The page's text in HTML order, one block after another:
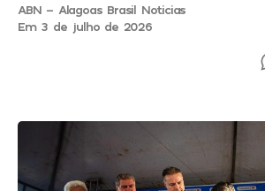
ABN - Alagoas Brasil Noticias
Em 3 de julho de 2026